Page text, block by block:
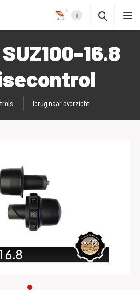
0
16.8
Terug naar overzicht